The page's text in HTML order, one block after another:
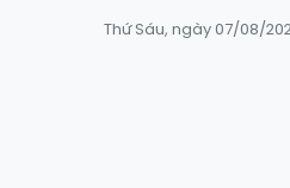
Thứ Sáu, ngày 07/08/